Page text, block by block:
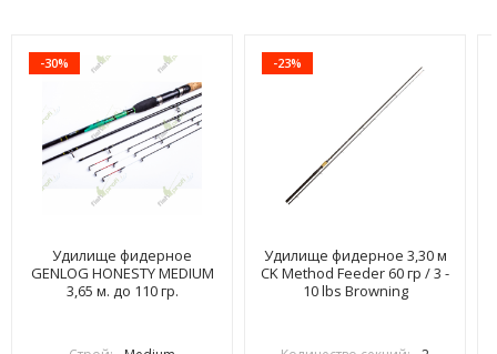
-30%
Удилище фидерное
GENLOG HONESTY MEDIUM
3,65 м. до 110 гр.
-23%
Удилище фидерное 3,30 м
CK Method Feeder 60 гр / 3 -
10 lbs Browning